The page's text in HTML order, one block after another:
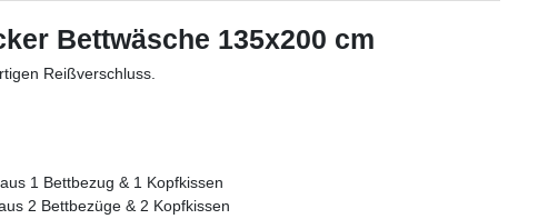
Bettwäsche 135x200 cm
Reißverschluss.
1 Bettbezug & 1 Kopfkissen
Bettbezüge & 2 Kopfkissen